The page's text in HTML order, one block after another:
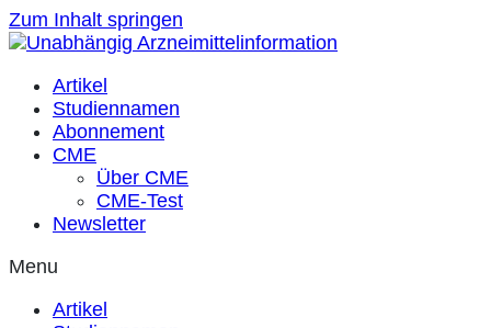
Zum Inhalt springen
Artikel
Studiennamen
Abonnement
CME
Über CME
CME-Test
Newsletter
Menu
Artikel